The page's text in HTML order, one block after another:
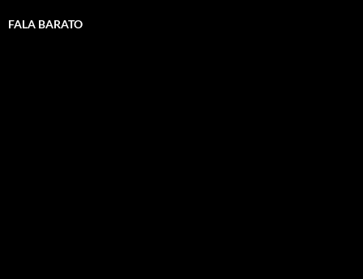
FALA BARATO